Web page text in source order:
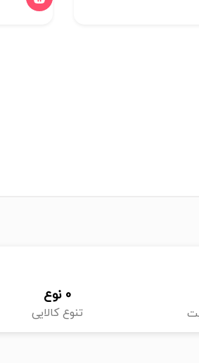
تنوع کالایی
0 نوع